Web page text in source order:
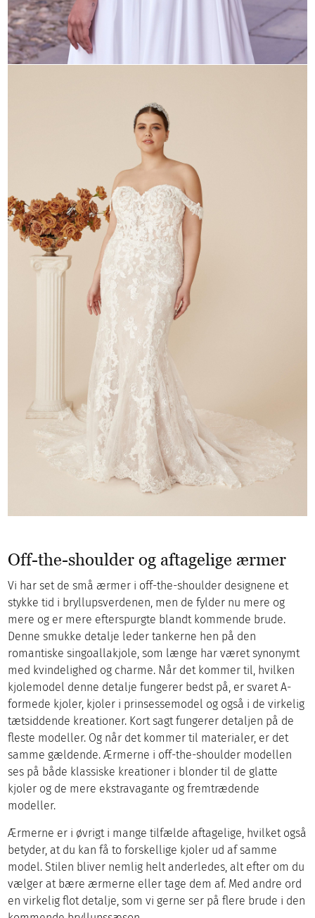
Off-the-shoulder og aftagelige ærmer
Vi har set de små ærmer i off-the-shoulder designene et
stykke tid i bryllupsverdenen, men de fylder nu mere og
mere og er mere efterspurgte blandt kommende brude.
Denne smukke detalje leder tankerne hen på den
romantiske singoallakjole, som længe har været synonymt
med kvindelighed og charme. Når det kommer til, hvilken
kjolemodel denne detalje fungerer bedst på, er svaret A-
formede kjoler, kjoler i prinsessemodel og også i de virkelig
tætsiddende kreationer. Kort sagt fungerer detaljen på de
fleste modeller. Og når det kommer til materialer, er det
samme gældende. Ærmerne i off-the-shoulder modellen
ses på både klassiske kreationer i blonder til de glatte
kjoler og de mere ekstravagante og fremtrædende
modeller.
Ærmerne er i øvrigt i mange tilfælde aftagelige, hvilket også
betyder, at du kan få to forskellige kjoler ud af samme
model. Stilen bliver nemlig helt anderledes, alt efter om du
vælger at bære ærmerne eller tage dem af. Med andre ord
en virkelig flot detalje, som vi gerne ser på flere brude i den